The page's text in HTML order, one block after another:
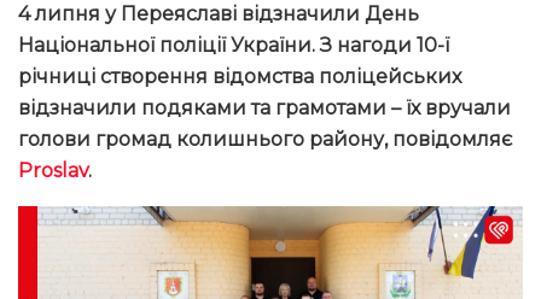
4 липня у Переяславі відзначили День
Національної поліції України. З нагоди 10-ї
річниці створення відомства поліцейських
відзначили подяками та грамотами – їх вручали
голови громад колишнього району, повідомляє
Proslav.